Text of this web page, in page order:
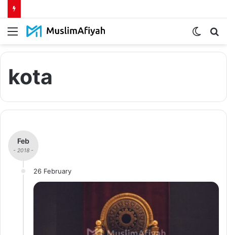
Menu
Switch
kota
Feb
- 2018 -
26 February